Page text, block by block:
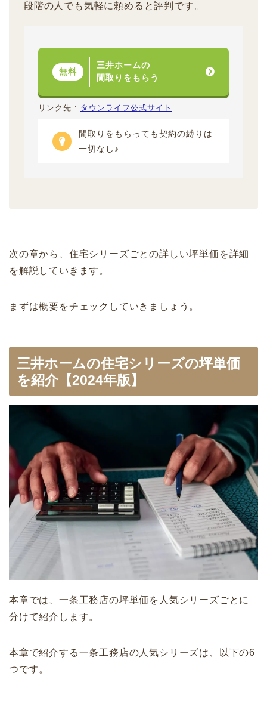
段階の人でも気軽に頼めると評判です。
無料
三井ホームの
間取りをもらう
リンク先 : タウンライフ公式サイト
間取りをもらっても契約の縛りは
一切なし♪
次の章から、住宅シリーズごとの詳しい坪単価を詳細
を解説していきます。
まずは概要をチェックしていきましょう。
三井ホームの住宅シリーズの坪単価
を紹介【2024年版】
本章では、一条工務店の坪単価を人気シリーズごとに
分けて紹介します。
本章で紹介する一条工務店の人気シリーズは、以下の6
つです。